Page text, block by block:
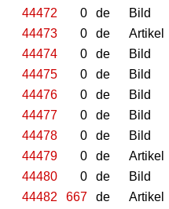
44472
0 de Bild
44473
0 de Artikel
44474
0 de Bild
44475
0 de Bild
44476
0 de Bild
44477
0 de Bild
44478
0 de Bild
44479
0 de Artikel
44480
0 de Bild
44482
667 de Artikel